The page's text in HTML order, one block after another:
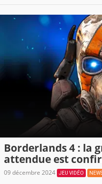
Borderlands 4 : la
attendue est
09 décembre 2024 JEU VIDÉO